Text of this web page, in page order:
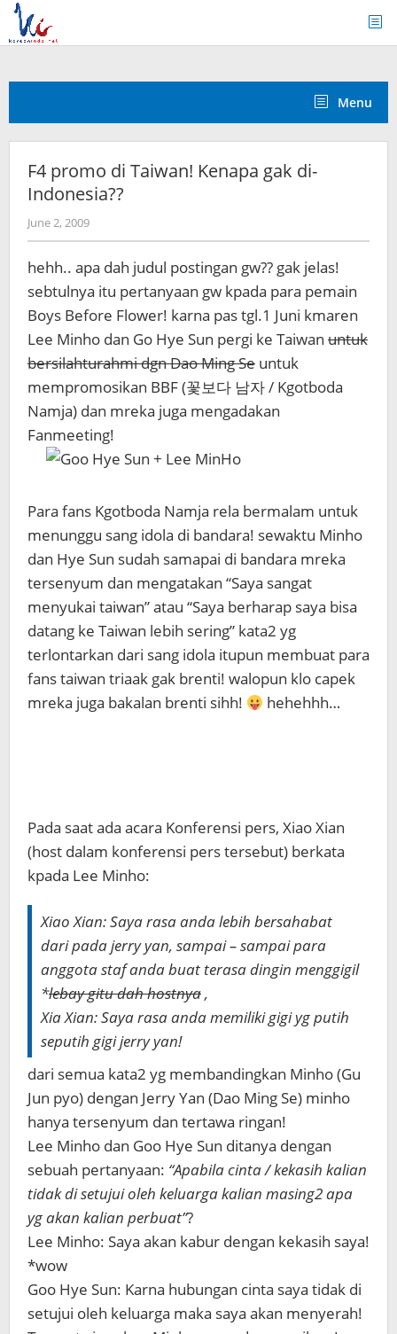
Skip
content
Menu
F4 promo di Taiwan! Kenapa gak di-
Indonesia??
June 2, 2009by
Koreanindo
hehh.. apa dah judul postingan gw?? gak jelas!
sebtulnya itu pertanyaan gw kpada para pemain
Boys Before Flower! karna pas tgl.1 Juni kmaren
Lee Minho dan Go Hye Sun pergi ke Taiwan untuk
bersilahturahmi dgn Dao Ming Se untuk
mempromosikan BBF (꽃보다 남자 / Kgotboda
Namja) dan mreka juga mengadakan
Fanmeeting!
Para fans Kgotboda Namja rela bermalam untuk
menunggu sang idola di bandara! sewaktu Minho
dan Hye Sun sudah samapai di bandara mreka
tersenyum dan mengatakan “Saya sangat
menyukai taiwan” atau “Saya berharap saya bisa
datang ke Taiwan lebih sering” kata2 yg
terlontarkan dari sang idola itupun membuat para
fans taiwan triaak gak brenti! walopun klo capek
mreka juga bakalan brenti sihh!
hehehhh…
Pada saat ada acara Konferensi pers, Xiao Xian
(host dalam konferensi pers tersebut) berkata
kpada Lee Minho:
Xiao Xian: Saya rasa anda lebih bersahabat
dari pada jerry yan, sampai – sampai para
anggota staf anda buat terasa dingin menggigil
*lebay gitu dah hostnya,
Xia Xian: Saya rasa anda memiliki gigi yg putih
seputih gigi jerry yan!
dari semua kata2 yg membandingkan Minho (Gu
Jun pyo) dengan Jerry Yan (Dao Ming Se) minho
hanya tersenyum dan tertawa ringan!
Lee Minho dan Goo Hye Sun ditanya dengan
sebuah pertanyaan: “Apabila cinta / kekasih kalian
tidak di setujui oleh keluarga kalian masing2 apa
yg akan kalian perbuat”?
Lee Minho: Saya akan kabur dengan kekasih saya!
*wow
Goo Hye Sun: Karna hubungan cinta saya tidak di
setujui oleh keluarga maka saya akan menyerah!